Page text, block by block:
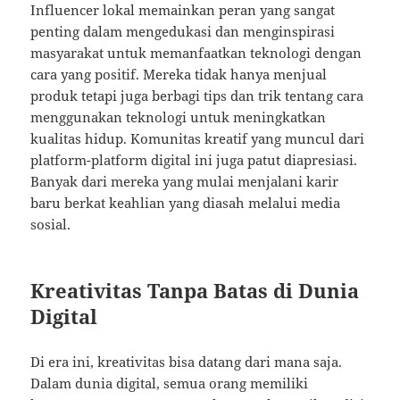
Influencer lokal memainkan peran yang sangat
penting dalam mengedukasi dan menginspirasi
masyarakat untuk memanfaatkan teknologi dengan
cara yang positif. Mereka tidak hanya menjual
produk tetapi juga berbagi tips dan trik tentang cara
menggunakan teknologi untuk meningkatkan
kualitas hidup. Komunitas kreatif yang muncul dari
platform-platform digital ini juga patut diapresiasi.
Banyak dari mereka yang mulai menjalani karir
baru berkat keahlian yang diasah melalui media
sosial.
Kreativitas Tanpa Batas di Dunia
Digital
Di era ini, kreativitas bisa datang dari mana saja.
Dalam dunia digital, semua orang memiliki